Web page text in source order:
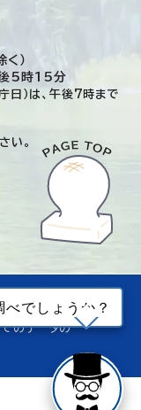
く）
5時15分
日）は、午後7時まで
い。
reserved.
のデータの